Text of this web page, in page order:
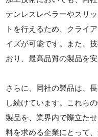
テンレスレベラーやスリ
トを行えるため、クライ
イズが可能です。また、
おり、最高品質の製品を
さらに、同社の製品は、
し続けています。これら
製品を、業界内で際立た
料を求める企業にとって